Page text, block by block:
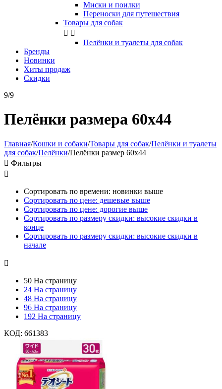
Миски и поилки
Переноски для путешествия
Товары для собак
 
Пелёнки и туалеты для собак
Бренды
Новинки
Хиты продаж
Скидки
9/9
Пелёнки размера 60х44
Главная/Кошки и собаки/Товары для собак/Пелёнки и туалеты
для собак/Пелёнки/Пелёнки размер 60х44
 Фильтры

Сортировать по времени: новинки выше
Сортировать по цене: дешевые выше
Сортировать по цене: дорогие выше
Сортировать по размеру скидки: высокие скидки в
конце
Сортировать по размеру скидки: высокие скидки в
начале

50 На страницу
24 На страницу
48 На страницу
96 На страницу
192 На страницу
КОД: 661383